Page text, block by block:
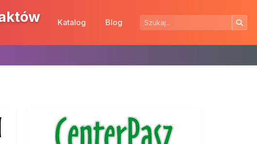
Katalog Blog